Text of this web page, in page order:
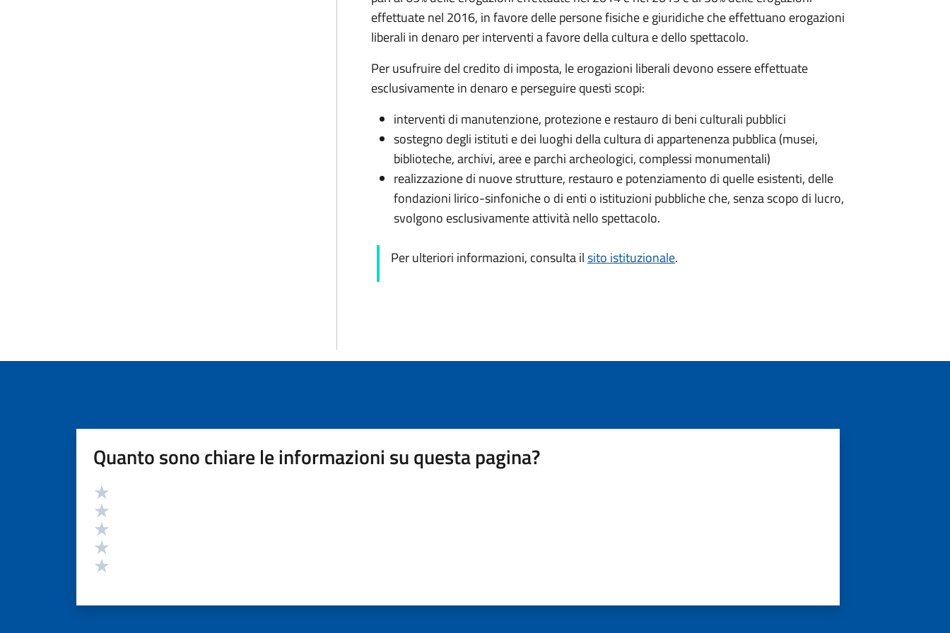
effettuate nel 2016, in favore delle persone fisiche e giuridiche che effettuano erogazioni
liberali in denaro per interventi a favore della cultura e dello spettacolo.
Per usufruire del credito di imposta, le erogazioni liberali devono essere effettuate
esclusivamente in denaro e perseguire questi scopi:
interventi di manutenzione, protezione e restauro di beni culturali pubblici
sostegno degli istituti e dei luoghi della cultura di appartenenza pubblica (musei,
biblioteche, archivi, aree e parchi archeologici, complessi monumentali)
realizzazione di nuove strutture, restauro e potenziamento di quelle esistenti, delle
fondazioni lirico-sinfoniche o di enti o istituzioni pubbliche che, senza scopo di lucro,
svolgono esclusivamente attività nello spettacolo.
Per ulteriori informazioni, consulta ilsito istituzionale.
Quanto sono chiare le informazioni su questa pagina?
Valutazione